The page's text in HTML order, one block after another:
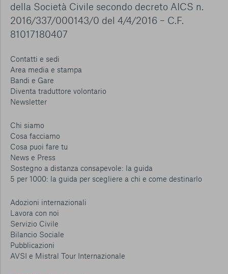
della Società Civile secondo decreto AICS n.
2016/337/000143/0 del 4/4/2016 – C.F.
81017180407
Contatti e sedi
Area media e stampa
Bandi e Gare
Diventa traduttore volontario
Newsletter
Chi siamo
Cosa facciamo
Cosa puoi fare tu
News e Press
Sostegno a distanza consapevole: la guida
5 per 1000: la guida per scegliere a chi e come destinarlo
Adozioni internazionali
Lavora con noi
Servizio Civile
Bilancio Sociale
Pubblicazioni
AVSI e Mistral Tour Internazionale